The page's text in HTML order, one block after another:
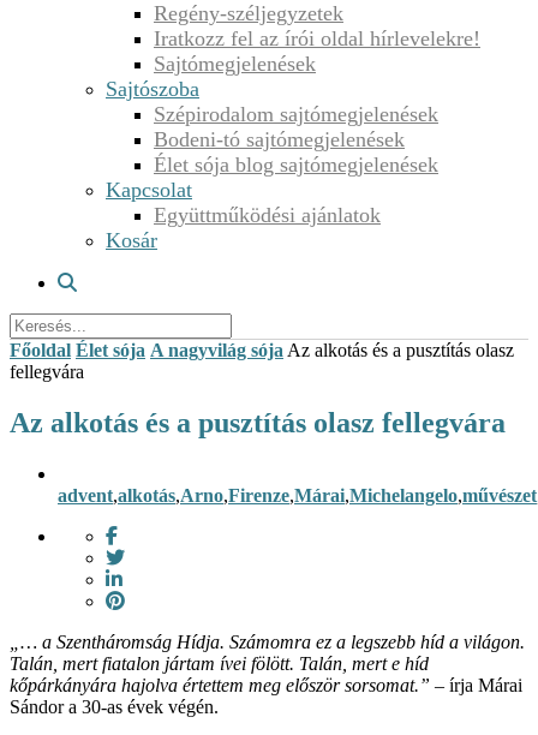
Regény-széljegyzetek
Iratkozz fel az írói oldal hírlevelekre!
Sajtómegjelenések
Sajtószoba
Szépirodalom sajtómegjelenések
Bodeni-tó sajtómegjelenések
Élet sója blog sajtómegjelenések
Kapcsolat
Együttműködési ajánlatok
Kosár
Főoldal Élet sója A nagyvilág sója Az alkotás és a pusztítás olasz
fellegvára
Az alkotás és a pusztítás olasz fellegvára
advent,alkotás,Arno,Firenze,Márai,Michelangelo,művészet
„… a Szentháromság Hídja. Számomra ez a legszebb híd a világon.
Talán, mert fiatalon jártam ívei fölött. Talán, mert e híd
kőpárkányára hajolva értettem meg először sorsomat.” – írja Márai
Sándor a 30-as évek végén.